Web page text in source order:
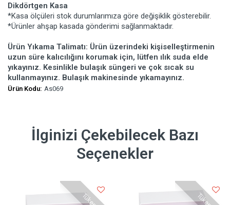
Dikdörtgen Kasa
*Kasa ölçüleri stok durumlarımıza göre değişiklik gösterebilir.
*Ürünler ahşap kasada gönderimi sağlanmaktadır.
Ürün Yıkama Talimatı: Ürün üzerindeki kişiselleştirmenin
uzun süre kalıcılığını korumak için, lütfen ılık suda elde
yıkayınız. Kesinlikle bulaşık süngeri ve çok sıcak su
kullanmayınız. Bulaşık makinesinde yıkamayınız.
Ürün Kodu: As069
İlginizi Çekebilecek Bazı
Seçenekler